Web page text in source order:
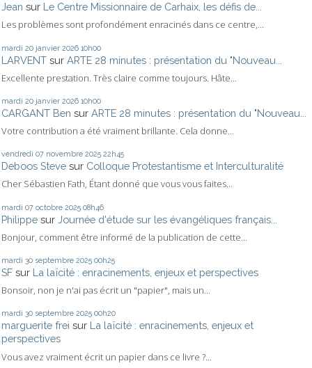
Jean sur Le Centre Missionnaire de Carhaix, les défis de...
Les problèmes sont profondément enracinés dans ce centre,...
mardi 20 janvier 2026 10h00
LARVENT sur ARTE 28 minutes : présentation du "Nouveau...
Excellente prestation. Très claire comme toujours. Hâte...
mardi 20 janvier 2026 10h00
CARGANT Ben sur ARTE 28 minutes : présentation du "Nouveau...
Votre contribution a été vraiment brillante. Cela donne...
vendredi 07 novembre 2025 22h45
Deboos Steve sur Colloque Protestantisme et Interculturalité
Cher Sébastien Fath, Étant donné que vous vous faites...
mardi 07 octobre 2025 08h46
Philippe sur Journée d'étude sur les évangéliques français...
Bonjour, comment être informé de la publication de cette...
mardi 30 septembre 2025 00h25
SF sur La laïcité : enracinements, enjeux et perspectives
Bonsoir, non je n'ai pas écrit un "papier", mais un...
mardi 30 septembre 2025 00h20
marguerite frei sur La laïcité : enracinements, enjeux et
perspectives
Vous avez vraiment écrit un papier dans ce livre ?...